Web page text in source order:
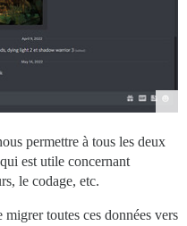
permettre à tous les deux
est utile concernant
le codage, etc.
toutes ces données vers